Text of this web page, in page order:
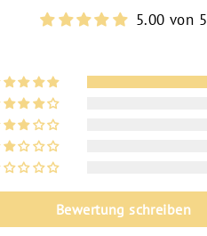
5.00 von 5
Bewertung schreiben